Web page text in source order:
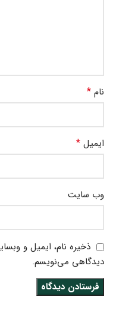
نام *
ایمیل *
وب‌ سایت
ذخیره نام، ایمیل و
دیدگاهی می‌نویسم.